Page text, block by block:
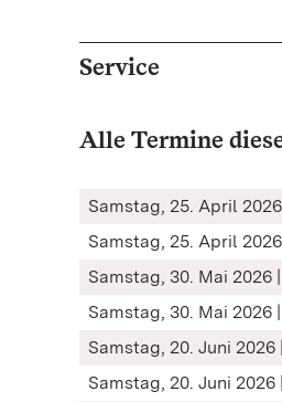
Service
Alle Termine
Samstag, 25. April
Samstag, 25. April
Samstag, 30. Mai 2026
Samstag, 30. Mai 2026
Samstag, 20. Juni 2026
Samstag, 20. Juni 2026